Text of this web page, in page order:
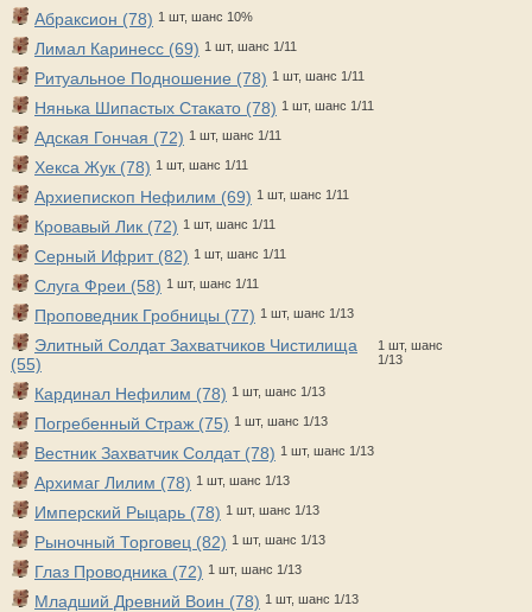
Абраксион (78) 1 шт, шанс 10%
Лимал Каринесс (69) 1 шт, шанс 1/11
Ритуальное Подношение (78) 1 шт, шанс 1/11
Нянька Шипастых Стакато (78) 1 шт, шанс 1/11
Адская Гончая (72) 1 шт, шанс 1/11
Хекса Жук (78) 1 шт, шанс 1/11
Архиепископ Нефилим (69) 1 шт, шанс 1/11
Кровавый Лик (72) 1 шт, шанс 1/11
Серный Ифрит (82) 1 шт, шанс 1/11
Слуга Фреи (58) 1 шт, шанс 1/11
Проповедник Гробницы (77) 1 шт, шанс 1/13
Элитный Солдат Захватчиков Чистилища
(55)
1 шт, шанс
1/13
Кардинал Нефилим (78) 1 шт, шанс 1/13
Погребенный Страж (75) 1 шт, шанс 1/13
Вестник Захватчик Солдат (78) 1 шт, шанс 1/13
Архимаг Лилим (78) 1 шт, шанс 1/13
Имперский Рыцарь (78) 1 шт, шанс 1/13
Рыночный Торговец (82) 1 шт, шанс 1/13
Глаз Проводника (72) 1 шт, шанс 1/13
Младший Древний Воин (78) 1 шт, шанс 1/13